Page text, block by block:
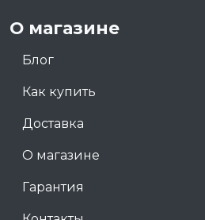
О магазине
Блог
Как купить
Доставка
О магазине
Гарантия